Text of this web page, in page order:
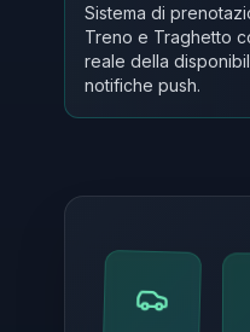
Sistema di
Treno e Traghetto
reale della
notifiche push.